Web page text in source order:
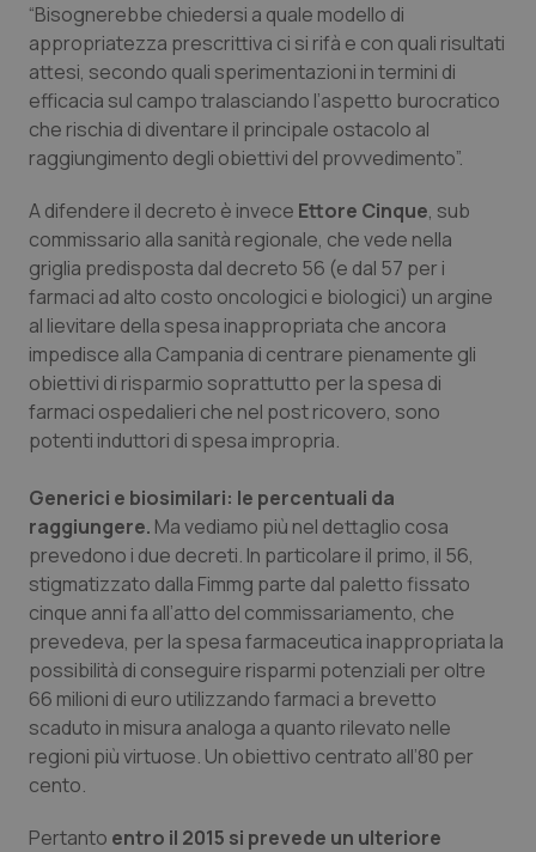
Ulcera & Reflusso
Vaccini
“Bisognerebbe chiedersi a quale modello di
appropriatezza prescrittiva ci si rifà e con quali risultati
attesi, secondo quali sperimentazioni in termini di
efficacia sul campo tralasciando l’aspetto burocratico
che rischia di diventare il principale ostacolo al
raggiungimento degli obiettivi del provvedimento”.
A difendere il decreto è invece Ettore Cinque, sub
commissario alla sanità regionale, che vede nella
griglia predisposta dal decreto 56 (e dal 57 per i
farmaci ad alto costo oncologici e biologici) un argine
al lievitare della spesa inappropriata che ancora
impedisce alla Campania di centrare pienamente gli
obiettivi di risparmio soprattutto per la spesa di
farmaci ospedalieri che nel post ricovero, sono
potenti induttori di spesa impropria.
Generici e biosimilari: le percentuali da
raggiungere. Ma vediamo più nel dettaglio cosa
prevedono i due decreti. In particolare il primo, il 56,
stigmatizzato dalla Fimmg parte dal paletto fissato
cinque anni fa all’atto del commissariamento, che
prevedeva, per la spesa farmaceutica inappropriata la
possibilità di conseguire risparmi potenziali per oltre
66 milioni di euro utilizzando farmaci a brevetto
scaduto in misura analoga a quanto rilevato nelle
regioni più virtuose. Un obiettivo centrato all’80 per
cento.
Pertanto entro il 2015 si prevede un ulteriore